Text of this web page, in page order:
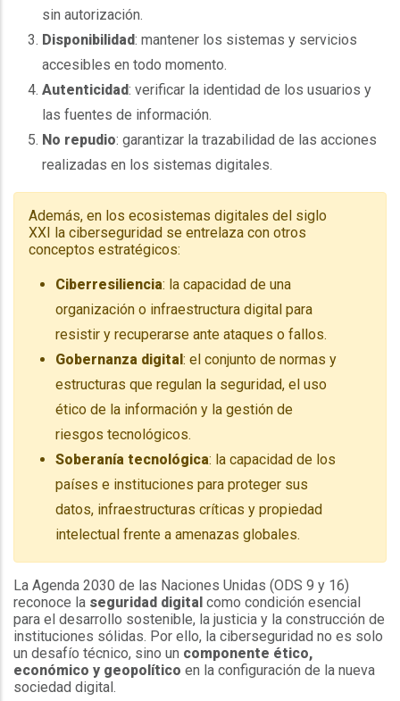
sin autorización.
Disponibilidad: mantener los sistemas y servicios
accesibles en todo momento.
Autenticidad: verificar la identidad de los usuarios y
las fuentes de información.
No repudio: garantizar la trazabilidad de las acciones
realizadas en los sistemas digitales.
Además, en los ecosistemas digitales del siglo
XXI la ciberseguridad se entrelaza con otros
conceptos estratégicos:
Ciberresiliencia: la capacidad de una
organización o infraestructura digital para
resistir y recuperarse ante ataques o fallos.
Gobernanza digital : el conjunto de normas y
estructuras que regulan la seguridad, el uso
ético de la información y la gestión de
riesgos tecnológicos.
Soberanía tecnológica: la capacidad de los
países e instituciones para proteger sus
datos, infraestructuras críticas y propiedad
intelectual frente a amenazas globales.
La Agenda 2030 de las Naciones Unidas (ODS 9 y 16)
reconoce la seguridad digital como condición esencial
para el desarrollo sostenible, la justicia y la construcción de
instituciones sólidas. Por ello, la ciberseguridad no es solo
un desafío técnico, sino un componente ético,
económico y geopolítico en la configuración de la nueva
sociedad digital.